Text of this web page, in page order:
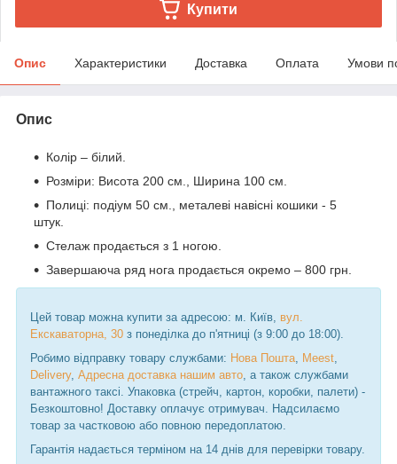
Купити
Опис Характеристики Доставка Оплата Умови
Опис
Колір – білий.
Розміри: Висота 200 см., Ширина 100 см.
Полиці: подіум 50 см., металеві навісні кошики - 5
штук.
Стелаж продається з 1 ногою.
Завершаюча ряд нога продається окремо – 800 грн.
Цей товар можна купити за адресою: м. Київ, вул.
Екскаваторна, 30 з понеділка до п'ятниці (з 9:00 до 18:00).
Робимо відправку товару службами: Нова Пошта Meest
Delivery, Адресна доставка нашим авто , а також службами
вантажного таксі. Упаковка (стрейч, картон, коробки, палети) -
Безкоштовно! Доставку оплачує отримувач. Надсилаємо
товар за частковою або повною передоплатою.
Гарантія надається терміном на 14 днів для перевірки товару.